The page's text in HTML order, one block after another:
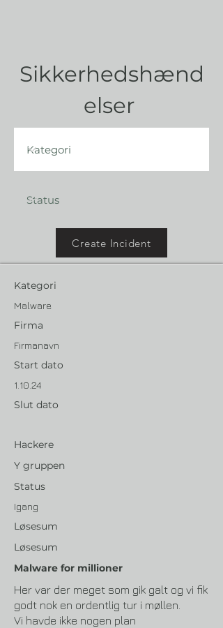
Sikkerhedshænd
elser
Create Incident
Kategori
Malware
Firma
Firmanavn
Start dato
1.10.24
Slut dato
Hackere
Y gruppen
Status
Igang
Løsesum
Løsesum
Malware for millioner
Her var der meget som gik galt og vi fik
godt nok en ordentlig tur i møllen.
Vi havde ikke nogen plan